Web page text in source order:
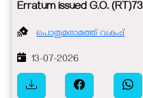
Erratum issued G.O.
പൊതുമരാമത്ത് വകുപ്പ്
13-07-2026